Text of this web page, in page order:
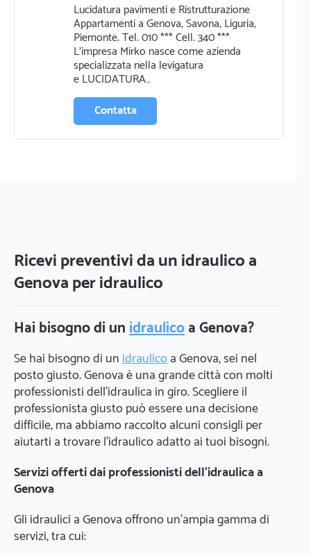
Lucidatura pavimenti e Ristrutturazione
Appartamenti a Genova, Savona, Liguria,
Piemonte. Tel. 010 *** Cell. 340 ***
L'impresa Mirko nasce come azienda
specializzata nella levigatura
e LUCIDATURA…
Contatta
Ricevi preventivi da un idraulico a
Genova per idraulico
Hai bisogno di unidraulicoa Genova?
Se hai bisogno di unidraulicoa Genova, sei nel
posto giusto. Genova è una grande città con molti
professionisti dell'idraulica in giro. Scegliere il
professionista giusto può essere una decisione
difficile, ma abbiamo raccolto alcuni consigli per
aiutarti a trovare l'idraulico adatto ai tuoi bisogni.
Servizi offerti dai professionisti dell'idraulica a
Genova
Gli idraulici a Genova offrono un'ampia gamma di
servizi, tra cui: